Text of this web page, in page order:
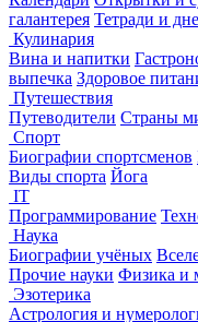
галантерея Тетради и
Кулинария
Вина и напитки
выпечка Здоровое
Путешествия
Путеводители Страны
Спорт
Биографии спортсменов
Виды спорта Йога
IT
Программирование
Наука
Биографии учёных
Прочие науки Физика и
Эзотерика
Астрология и